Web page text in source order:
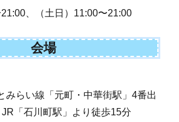
21:00、（土日）11:00〜21:00
会場
みらい線「元町・中華街駅」4番出
「石川町駅」より徒歩15分